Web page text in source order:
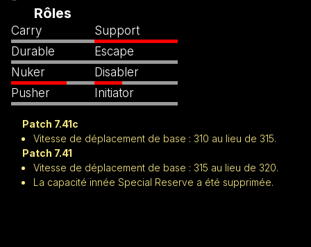
Rôles
Carry
Durable
Nuker
Pusher
Support
Escape
Disabler
Initiator
Patch 7.41c
Vitesse de déplacement de base : 310 au lieu de 315.
Patch 7.41
Vitesse de déplacement de base : 315 au lieu de 320.
La capacité innée Special Reserve a été supprimée.